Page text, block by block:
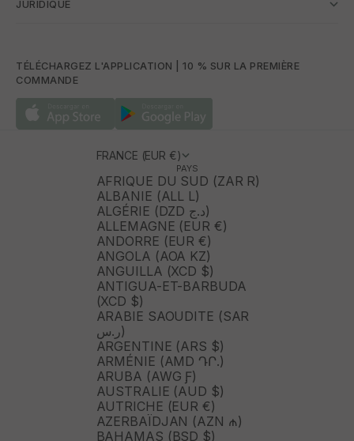
JURIDIQUE
TÉLÉCHARGEZ L'APPLICATION | 10 % SUR LA PREMIÈRE
COMMANDE
FRANCE (EUR €)
PAYS
AFRIQUE DU SUD (ZAR R)
ALBANIE (ALL L)
ALGÉRIE (DZD د.ج)
ALLEMAGNE (EUR €)
ANDORRE (EUR €)
ANGOLA (AOA KZ)
ANGUILLA (XCD $)
ANTIGUA-ET-BARBUDA
(XCD $)
ARABIE SAOUDITE (SAR
ر.س)
ARGENTINE (ARS $)
ARMÉNIE (AMD ԴՐ.)
ARUBA (AWG Ƒ)
AUSTRALIE (AUD $)
AUTRICHE (EUR €)
AZERBAÏDJAN (AZN ₼)
BAHAMAS (BSD $)